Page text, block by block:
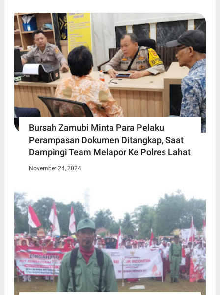
Bursah Zarnubi Minta Para Pelaku
Perampasan Dokumen Ditangkap, Saat
Dampingi Team Melapor Ke Polres Lahat
November 24, 2024